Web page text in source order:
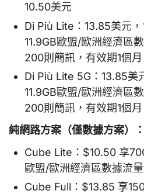
10.50美元
Di Più Lite：13.85美元
11.9GB歐盟/歐洲經濟區
200則簡訊，有效期1個月
Di Più Lite 5G：13.85美
11.9GB歐盟/歐洲經濟區
200則簡訊，有效期1個月
純網路方案（僅數據方案）：
Cube Lite：$10.50 享
歐盟/歐洲經濟區數據流
Cube Full：$13.85 享